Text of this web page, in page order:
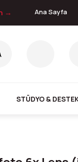
→ Ana Sayfa
STÜDYO &